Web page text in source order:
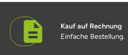
Kauf auf Rechnung
Einfache Bestellung.